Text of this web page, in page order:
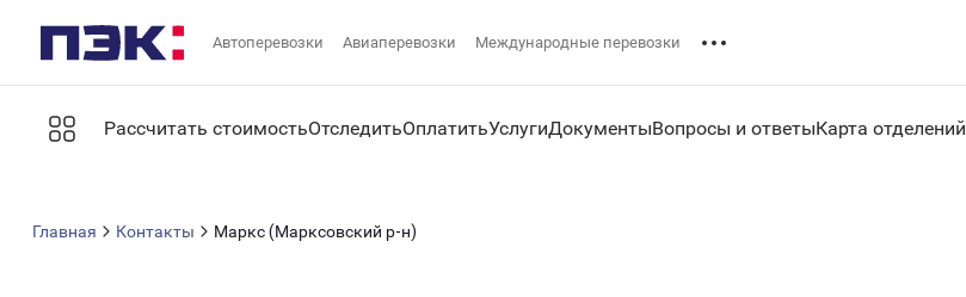
Автоперевозки Авиаперевозки Международные перевозки
Рассчитать стоимостьОтследитьОплатитьУслугиДокументыВопросы и ответыКарта отделений
Главная Контакты Маркс (Марксовский р-н)